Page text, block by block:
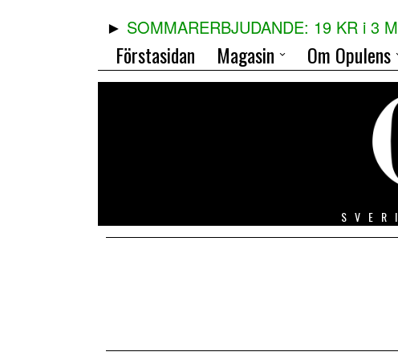
SOMMARERBJUDANDE: 19 KR i 3
Förstasidan Magasin Om Opulens